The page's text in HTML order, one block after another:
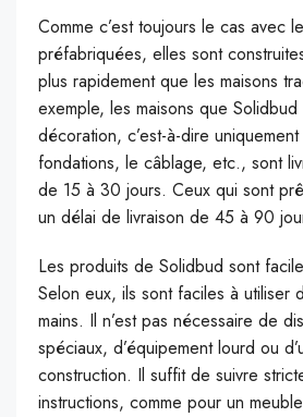
Comme c’est toujours le cas avec
préfabriquées, elles sont
plus rapidement que les maisons
exemple, les maisons que
décoration, c’est-à-dire
fondations, le câblage, etc., sont
de 15 à 30 jours. Ceux qui sont
un délai de livraison de 45 à 90
Les produits de Solidbud sont
Selon eux, ils sont faciles à utiliser
mains. Il n’est pas nécessaire de
spéciaux, d’équipement lourd ou
construction. Il suffit de suivre
instructions, comme pour un